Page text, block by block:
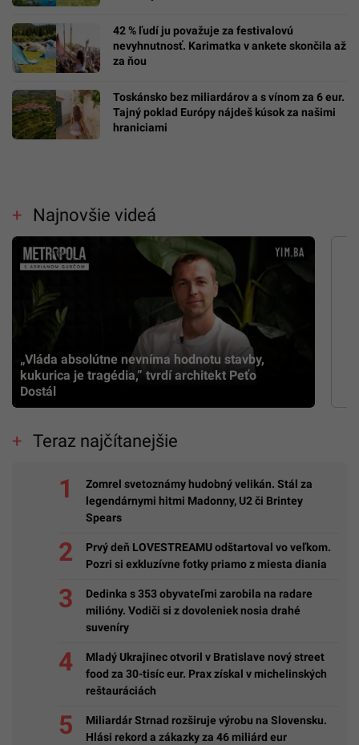
42 % ľudí ju považuje za festivalovú
nevyhnutnosť. Karimatka v ankete skončila až
za ňou
Toskánsko bez miliardárov a s vínom za 6 eur.
Tajný poklad Európy nájdeš kúsok za našimi
hraniciami
Najnovšie videá
„Vláda absolútne nevníma hodnotu stavby,
kukurica je tragédia,” tvrdí architekt Peťo
Dostál
Teraz najčítanejšie
Zomrel svetoznámy hudobný velikán. Stál za
legendárnymi hitmi Madonny, U2 či Brintey
Spears
Prvý deň LOVESTREAMU odštartoval vo veľkom.
Pozri si exkluzívne fotky priamo z miesta diania
Dedinka s 353 obyvateľmi zarobila na radare
milióny. Vodiči si z dovoleniek nosia drahé
suveníry
Mladý Ukrajinec otvoril v Bratislave nový street
food za 30-tisíc eur. Prax získal v michelinských
reštauráciách
Miliardár Strnad rozširuje výrobu na Slovensku.
Hlási rekord a zákazky za 46 miliárd eur